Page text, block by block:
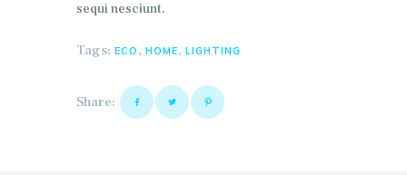
sequi nesciunt.
Tags: ECO , HOME, LIGHTING
Share: